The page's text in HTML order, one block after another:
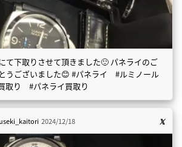
下取りさせて頂きました🙂 パネライのご
うございました😊 #パネライ #ルミノール
取り #パネライ買取り
2024/12/18